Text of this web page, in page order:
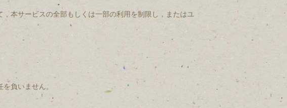
本サービスの全部もしくは一部の利用を制限し，またはユ
負いません。